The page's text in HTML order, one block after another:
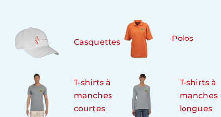
Casquettes Polos
T-shirts à
manches
courtes
T-shirts à
manches
longues